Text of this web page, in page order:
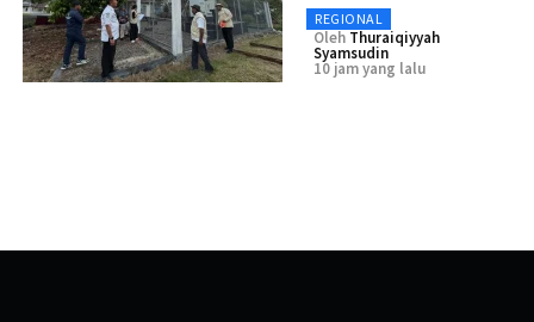
REGIONAL
Oleh Thuraiqiyyah
Syamsudin
10 jam yang lalu